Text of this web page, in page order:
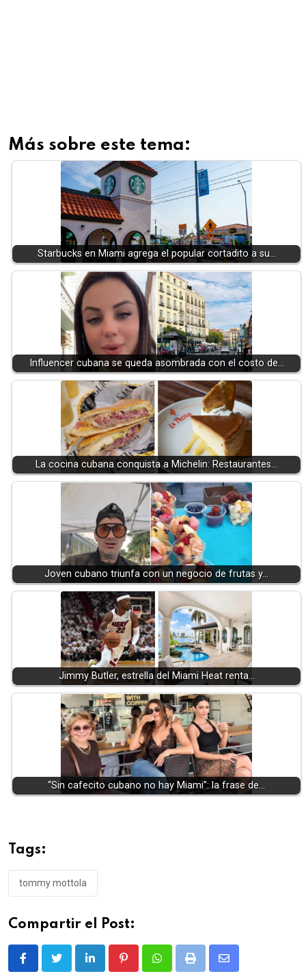
Más sobre este tema:
Starbucks en Miami agrega el popular cortadito a su…
Influencer cubana se queda asombrada con el costo de…
La cocina cubana conquista a Michelin: Restaurantes…
Joven cubano triunfa con un negocio de frutas y…
Jimmy Butler, estrella del Miami Heat renta…
“Sin cafecito cubano no hay Miami”: la frase de…
Tags:
tommy mottola
Compartir el Post:
LinkedIn PinterestWhatsappPrint
Share